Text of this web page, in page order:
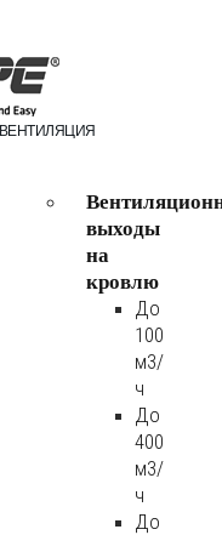
ВЕНТИЛЯЦИЯ
выходы
на
кровлю
До
100
м3/
ч
До
400
м3/
ч
До